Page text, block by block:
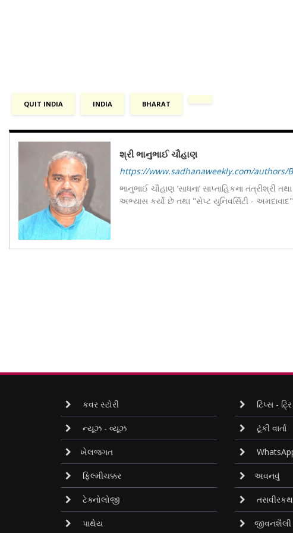
QUIT INDIA INDIA BHARAT
શ્રી ભાનુભાઈ ચૌહાણ
https://www.sadhanaweekly.com/authors/
ભાનુભાઈ ચૌહાણ ‘સાધના’ સાપ્તાહિકના
અભ્યાસ કર્યો છે તથા "સેપ્ટ યુનિવર્સિટી -
કવર સ્ટોરી
ન્યૂઝ - વ્યૂઝ
ખેલજગત
ફિલ્મીચક્કર
ટેક્નોલોજી
પાથેય
ટિપ્સ -
ટૂંકી વાર્તા
અવનવું
જીવનશૈલી